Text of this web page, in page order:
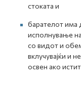
стоката и
барателот има
исполнување
со видот и
вклучувајќи и
освен ако